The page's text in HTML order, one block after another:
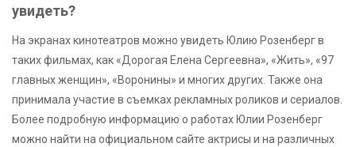
увидеть?
На экранах кинотеатров можно увидеть Юлию Розенберг в
таких фильмах, как «Дорогая Елена Сергеевна», «Жить», «97
главных женщин», «Воронины» и многих других. Также она
принимала участие в съемках рекламных роликов и сериалов.
Более подробную информацию о работах Юлии Розенберг
можно найти на официальном сайте актрисы и на различных